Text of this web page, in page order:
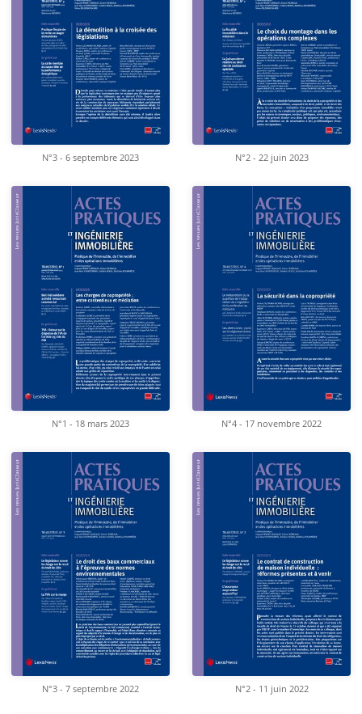
N°3 - 6 septembre 2023 N°2 - 22 juin 2023
N°1 - 18 mars 2023 N°4 - 17 novembre 2022
N°3 - 7 septembre 2022 N°2 - 11 juin 2022